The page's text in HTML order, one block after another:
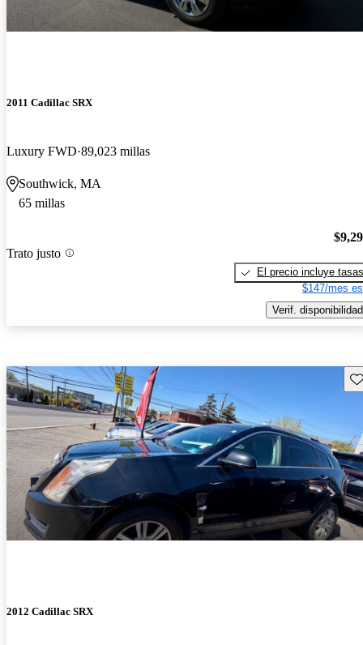
2011 Cadillac SRX
Luxury FWD 89,023 millas
Southwick, MA
65 millas
Trato justo
El precio incluye tasas
$147/mes
Verif. disponibilidad
2012 Cadillac SRX